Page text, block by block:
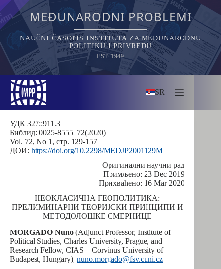
Skip
to
content
MEĐUNARODNI PROBLEMI
NAUČNI ČASOPIS INSTITUTA ZA MEĐUNARODNU
POLITIKU I PRIVREDU
EST. 1949
SR
УДК 327::911.3
Библид: 0025-8555, 72(2020)
Vol. 72, No 1, стр. 129-157
ДОИ: https://doi.org/10.2298/MEDJP2001129M
Оригинални научни рад
Примљено: 23 Dec 2019
Прихваћено: 16 Mar 2020
НЕОКЛАСИЧНА ГЕОПОЛИТИКА:
ПРЕЛИМИНАРНИ ТЕОРИЈСКИ ПРИНЦИПИ И
МЕТОДОЛОШКЕ СМЕРНИЦЕ
MORGADO Nuno (Adjunct Professor, Institute of
Political Studies, Charles University, Prague, and
Research Fellow, CIAS – Corvinus University of
Budapest, Hungary), nuno.morgado@fsv.cuni.cz